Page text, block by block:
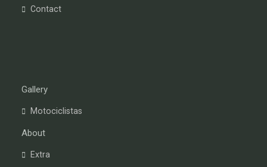
Contact
Gallery
Motociclistas
About
Extra